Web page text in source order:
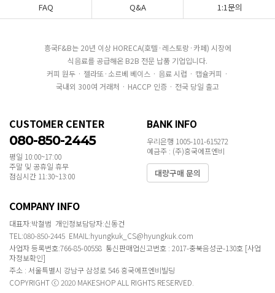
FAQ
Q&A 1:1문의
흥국F&B는 20년 이상 HORECA(호텔·레스토랑·카페) 시장에
식음료를 공급해온 B2B 전문 납품 기업입니다.
커피 원두 · 젤라또·소르베 베이스 · 음료 시럽 · 캡슐커피 ·
국내외 300여 거래처 · HACCP 인증 · 전국 당일 출고
CUSTOMER CENTER
080-850-2445
평일 10:00~17:00
주말 및 공휴일 휴무
점심시간 11:30~13:00
BANK INFO
우리은행 1005-101-615272
예금주 : (주)흥국에프엔비
대량구매 문의
COMPANY INFO
대표자:박철범 개인정보담당자:신동건
TEL:080-850-2445 EMAIL:hyungkuk_CS@hyungkuk.com
사업자 등록번호:766-85-00558 통신판매업신고번호 : 2017-충북음성군-130호 [사업
자정보확인]
주소 : 서울특별시 강남구 삼성로 546 흥국에프엔비빌딩
COPYRIGHT ⓒ 2020 MAKESHOP ALL RIGHTS RESERVED.